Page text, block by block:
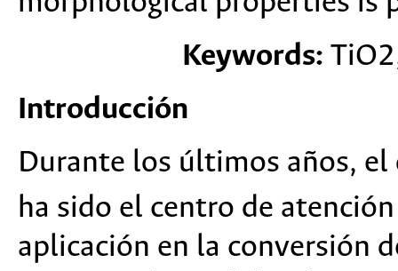
Keywords:
Introducción
Durante los últimos años,
ha sido el centro de
aplicación en la conversión